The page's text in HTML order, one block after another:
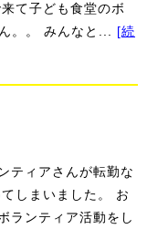
て子ども食堂のボ
。。 みんなと... [続
ティアさんが転勤な
しまいました。 お
ランティア活動をし